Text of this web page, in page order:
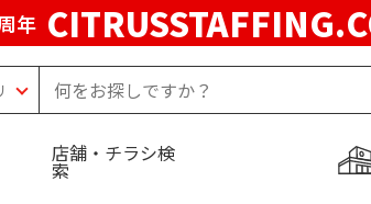
年
店舗・チラシ検
索